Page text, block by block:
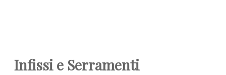
Infissi e Serramenti